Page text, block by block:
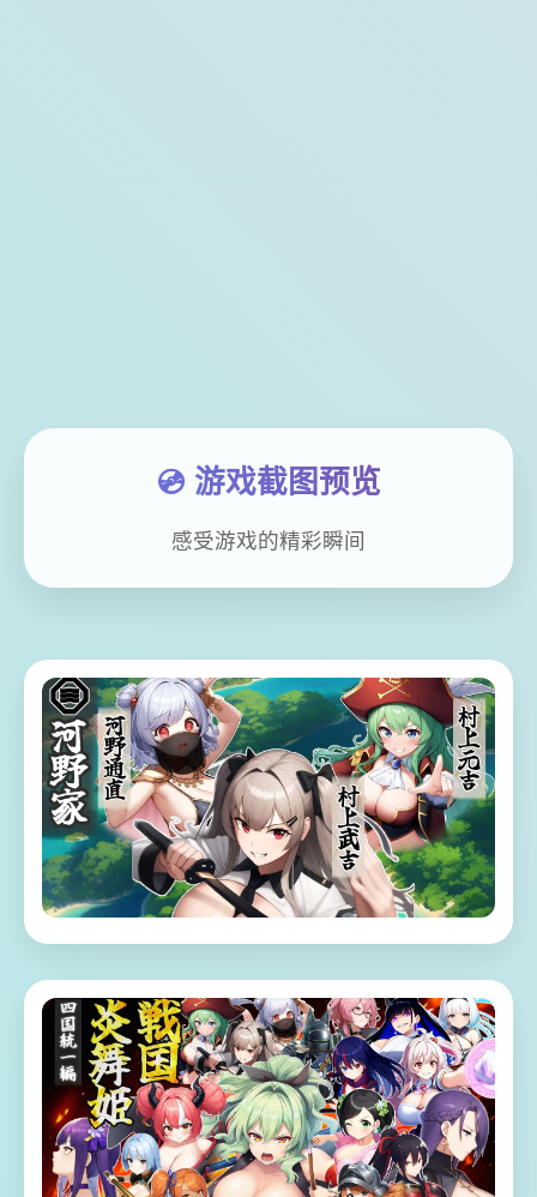
💿 游戏截图预览
感受游戏的精彩瞬间